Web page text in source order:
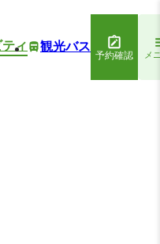
ィ 観光バス
予約確認 メ